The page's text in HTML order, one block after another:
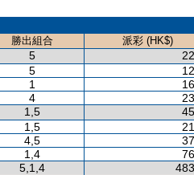
勝出組合
派彩 (HK$)
5
5
1
4
1,5
1,5
4,5
1,4
5,1,4